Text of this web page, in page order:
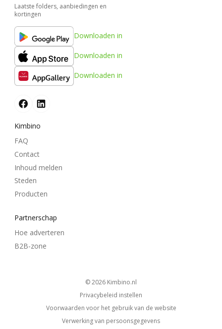
Laatste folders, aanbiedingen en
kortingen
Downloaden in
Downloaden in
Downloaden in
Kimbino
FAQ
Contact
Inhoud melden
Steden
Producten
Partnerschap
Hoe adverteren
B2B-zone
© 2026
kimbino.nl
Privacybeleid instellen
Voorwaarden voor het gebruik van de website
Verwerking van persoonsgegevens